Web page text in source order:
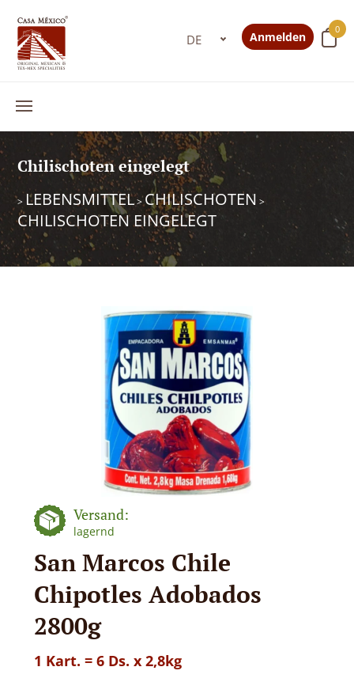
0
Anmelden
Chilischoten eingelegt
> LEBENSMITTEL>CHILISCHOTEN >
CHILISCHOTEN EINGELEGT
Versand:
lagernd
San Marcos Chile
Chipotles Adobados
2800g
1 Kart. = 6 Ds. x 2,8kg